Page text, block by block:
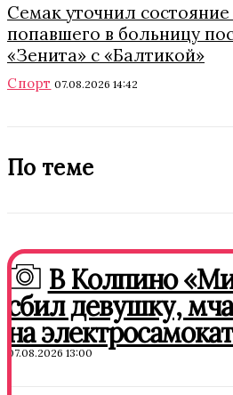
Семак уточнил
попавшего в больницу
«Зенита» с «Балтикой»
Спорт 07.08.2026 14:42
По теме
В Колпино
сбил девушку,
на
07.08.2026 13:00